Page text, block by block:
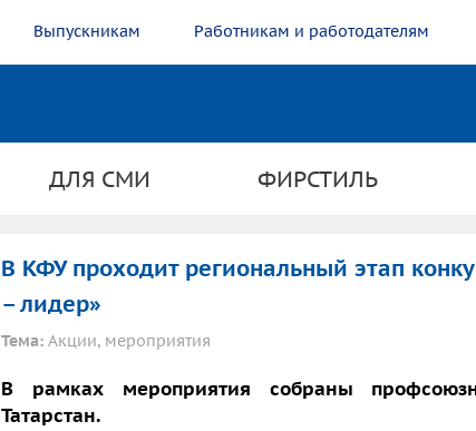
Выпускникам Работникам и работодателям
ДЛЯ СМИ ФИРСТИЛЬ
В КФУ проходит региональный этап
– лидер»
Тема: Акции, мероприятия
В рамках мероприятия собраны
Татарстан.